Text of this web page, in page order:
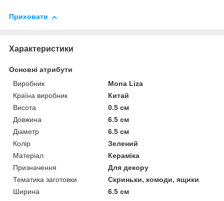
Приховати
Характеристики
Основні атрибути
Виробник
Mona Liza
Країна виробник
Китай
Висота
0.5 см
Довжина
6.5 см
Діаметр
6.5 см
Колір
Зелений
Матеріал
Кераміка
Призначення
Для декору
Тематика заготовки
Скриньки, комоди, ящики
Ширина
6.5 см